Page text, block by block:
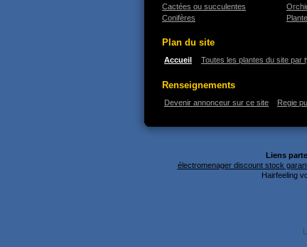
Cactées ou succulentes
Conifères
Plan du site
Accueil Toutes les plantes du site par
Renseignements
Devenir annonceur sur ce site Regie
Liens
électromenager discount stock
Hairfeeling